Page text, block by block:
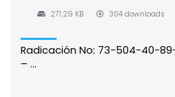
271.29 KB 304 downloads
Radicación No: 73-504-40-
– ...